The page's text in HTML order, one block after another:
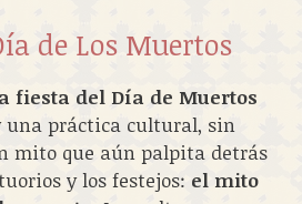
de Los Muertos
fiesta del Día de Muertos
una práctica cultural, sin
mito que aún palpita detrás
y los festejos: el mito